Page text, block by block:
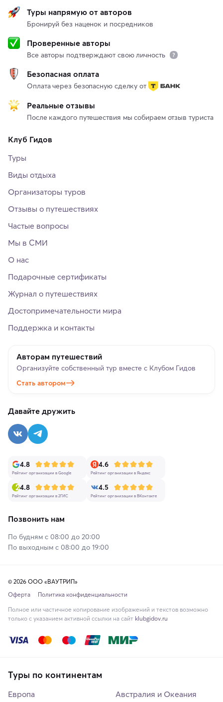
Туры напрямую от авторов
Бронируй без наценок и посредников
Проверенные авторы
Все авторы подтверждают свою личность
Безопасная оплата
Оплата через безопасную сделку от
Реальные отзывы
После каждого путешествия мы собираем отзыв туриста
Клуб Гидов
Туры
Виды отдыха
Организаторы туров
Отзывы о путешествиях
Частые вопросы
Мы в СМИ
О нас
Подарочные сертификаты
Журнал о путешествиях
Достопримечательности мира
Поддержка и контакты
Авторам путешествий
Организуйте собственный тур вместе с Клубом Гидов
Стать автором
Давайте дружить
4.8
Рейтинг организации в Google
4.6
Рейтинг организации в Яндекс
4.8
Рейтинг организации в 2ГИС
4.5
Рейтинг организации в ВКонтакте
Позвонить нам
По будням с 08:00 до 20:00
По выходным с 08:00 до 19:00
© 2026 ООО «ВАУТРИП»
Оферта
Политика конфиденциальности
Полное или частичное копирование изображений и текстов возможно
только с указанием активной ссылки на сайт klubgidov.ru
Туры по континентам
Европа
Австралия и Океания